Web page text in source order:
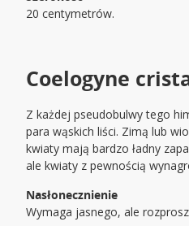
20 centymetrów.
Coelogyne
Z każdej pseudobulwy tego
para wąskich liści. Zimą lub
kwiaty mają bardzo ładny
ale kwiaty z pewnością
Nasłonecznienie
Wymaga jasnego, ale